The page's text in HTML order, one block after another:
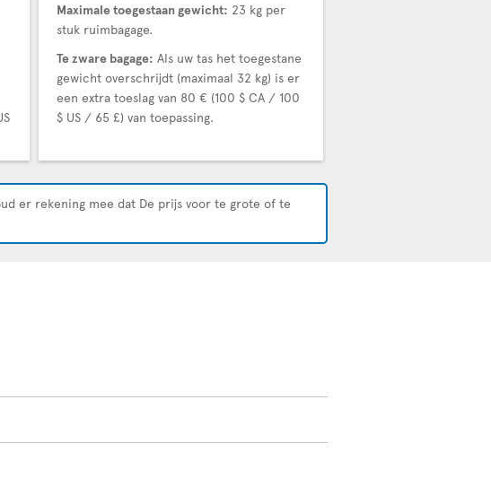
Maximale toegestaan gewicht: 23 kg per
stuk ruimbagage.
Te zware bagage: Als uw tas het toegestane
gewicht overschrijdt (maximaal 32 kg) is er
een extra toeslag van 80 € (100 $ CA / 100
$ US / 65 £) van toepassing.
er rekening mee dat De prijs voor te grote of te